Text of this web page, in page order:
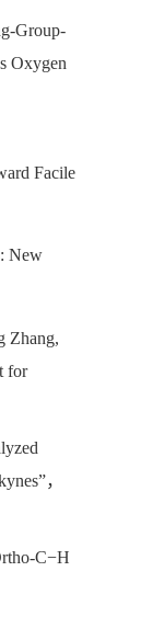
Group-
Oxygen
Facile
New
Zhang,
for
，
C−H